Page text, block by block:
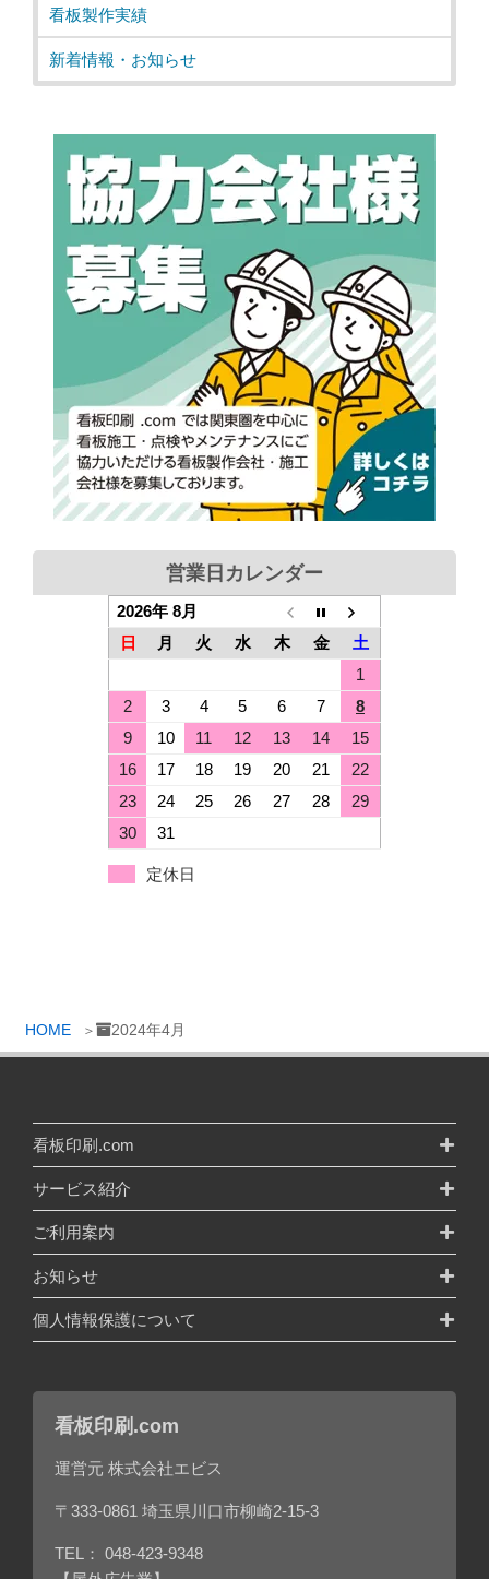
HOME 2024年4月
看板製作実績
新着情報・お知らせ
営業日カレンダー
2026年 8月
日
月 火 水 木 金
土
1
2
3 4 5 6 7
8
9
10 11 12 13 14
15
16
17 18 19 20 21
22
23
24 25 26 27 28
29
30
31
定休日
看板印刷.com
サービス紹介
ご利用案内
お知らせ
個人情報保護について
看板印刷.com
運営元 株式会社エビス
〒333-0861 埼玉県川口市柳崎2-15-3
TEL： 048-423-9348